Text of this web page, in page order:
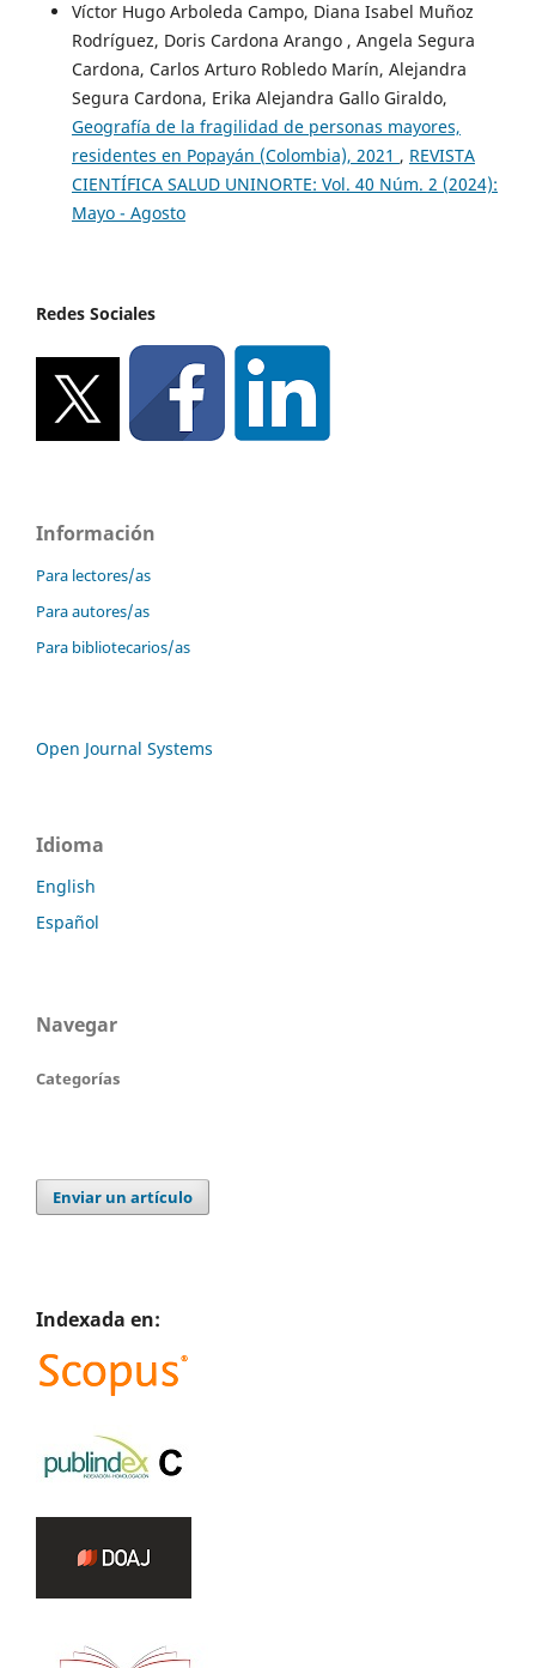
Víctor Hugo Arboleda Campo, Diana Isabel Muñoz
Rodríguez, Doris Cardona Arango , Angela Segura
Cardona, Carlos Arturo Robledo Marín, Alejandra
Segura Cardona, Erika Alejandra Gallo Giraldo,
Geografía de la fragilidad de personas mayores,
residentes en Popayán (Colombia), 2021 , REVISTA
CIENTÍFICA SALUD UNINORTE: Vol. 40 Núm. 2 (2024):
Mayo - Agosto
Redes Sociales
Información
Para lectores/as
Para autores/as
Para bibliotecarios/as
Open Journal Systems
Idioma
English
Español
Navegar
Categorías
Enviar un artículo
Indexada en: